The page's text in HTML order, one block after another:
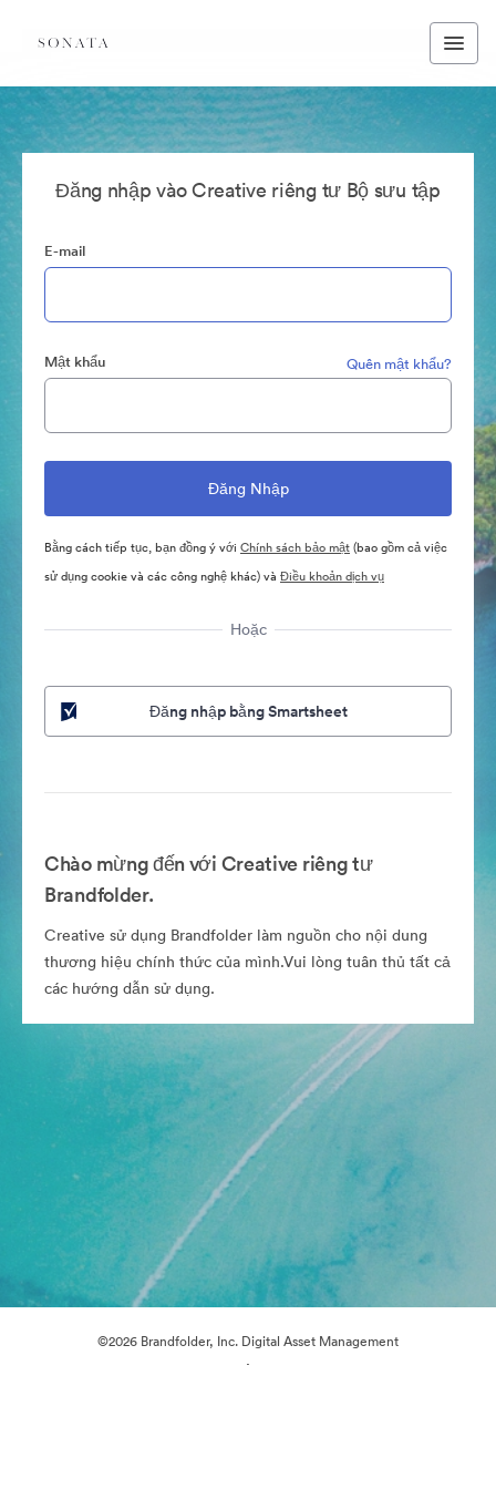
Đăng nhập vào Creative riêng tư Bộ sưu tập
E-mail
Mật khẩu Quên mật khẩu?
Bằng cách tiếp tục, bạn đồng ý với Chính sách bảo mật(bao gồm cả việc
sử dụng cookie và các công nghệ khác) và Điều khoản dịch vụ
Hoặc
Đăng nhập bằng Smartsheet
Chào mừng đến với Creative riêng tư
Brandfolder.
Creative sử dụng Brandfolder làm nguồn cho nội dung
thương hiệu chính thức của mình.Vui lòng tuân thủ tất cả
các hướng dẫn sử dụng.
©2026 Brandfolder, Inc. Digital Asset Management
·